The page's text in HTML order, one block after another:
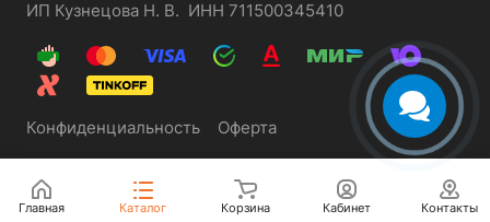
ИП Кузнецова Н. В. ИНН 711500345410
Конфиденциальность Оферта
Главная Каталог Корзина Кабинет Контакты